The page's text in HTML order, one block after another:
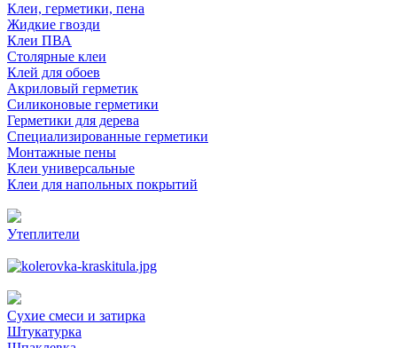
Клеи, герметики, пена
Жидкие гвозди
Клеи ПВА
Столярные клеи
Клей для обоев
Акриловый герметик
Силиконовые герметики
Герметики для дерева
Специализированные герметики
Монтажные пены
Клеи универсальные
Клеи для напольных покрытий
Утеплители
Сухие смеси и затирка
Штукатурка